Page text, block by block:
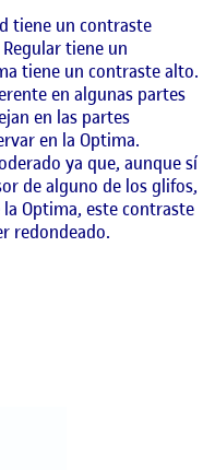
tiene un contraste
tiene un
tiene un contraste alto.
en algunas partes
en las partes
en la Optima.
ya que, aunque sí
de alguno de los glifos,
Optima, este contraste
redondeado.